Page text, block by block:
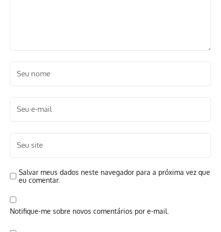
Salvar meus dados neste navegador para a próxima vez que
eu comentar.
Notifique-me sobre novos comentários por e-mail.